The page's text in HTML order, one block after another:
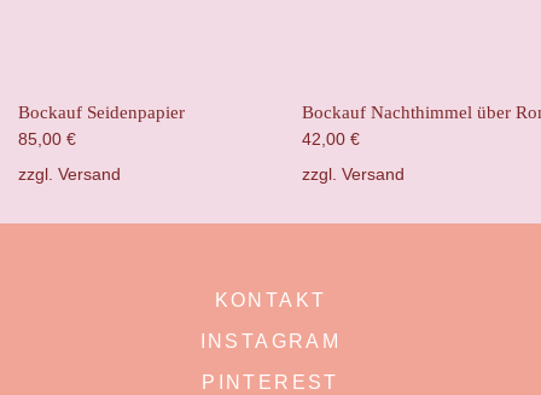
Bockauf Seidenpapier
85,00 €
zzgl. Versand
Bockauf Nachthimmel über
42,00 €
zzgl. Versand
KONTAKT
INSTAGRAM
PINTEREST